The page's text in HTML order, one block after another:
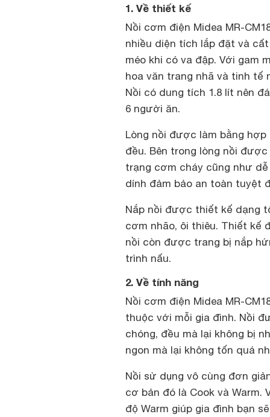
1. Về thiết kế
Nồi cơm điện Midea MR-
nhiều diện tích lắp đặt và
méo khi có va đập. Với gam
hoa văn trang nhã và tinh tế
Nồi có dung tích 1.8 lít nên
6 người ăn.
Lòng nồi được làm bằng
đều. Bên trong lòng nồi
trạng cơm cháy cũng như
dính đảm bảo an toàn tuyệt
Nắp nồi được thiết kế dạng
cơm nhão, ôi thiêu. Thiết kế
nồi còn được trang bị nắp
trình nấu.
2. Về tính năng
Nồi cơm điện Midea MR-
thuộc với mỗi gia đình. Nồi
chóng, đều mà lại không bị
ngon mà lại không tốn quá
Nồi sử dụng vô cùng đơn
cơ bản đó là Cook và Warm.
độ Warm giúp gia đình bạn